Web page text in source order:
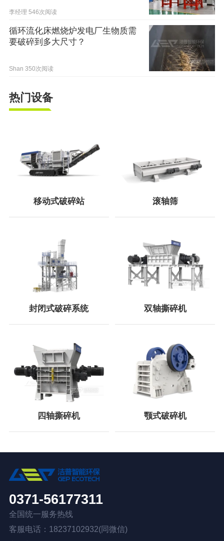
李经理 546次阅读
循环流化床燃烧炉发电厂生物质需
要破碎到多大尺寸？
Shan 350次阅读
热门设备
移动式破碎站 滚轴筛
封闭式破碎系统 双轴撕碎机
四轴撕碎机 颚式破碎机
0371-56177311
全国统一服务热线
客服电话：18237102932(同微信)